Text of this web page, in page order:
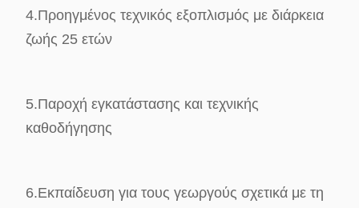
4.Προηγμένος τεχνικός εξοπλισμός με διάρκεια
ζωής 25 ετών
5.Παροχή εγκατάστασης και τεχνικής
καθοδήγησης
6.Εκπαίδευση για τους γεωργούς σχετικά με τη